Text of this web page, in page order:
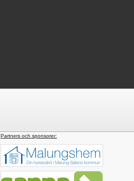
Partners och sponsorer: